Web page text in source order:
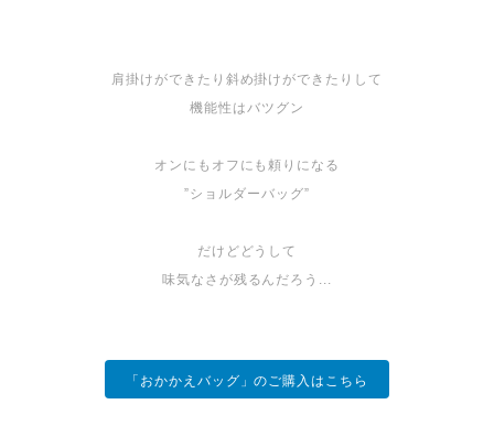
肩掛けができたり斜め掛けができたりして
機能性はバツグン
オンにもオフにも頼りになる
”ショルダーバッグ”
だけどどうして
味気なさが残るんだろう...
「おかかえバッグ」のご購入はこちら